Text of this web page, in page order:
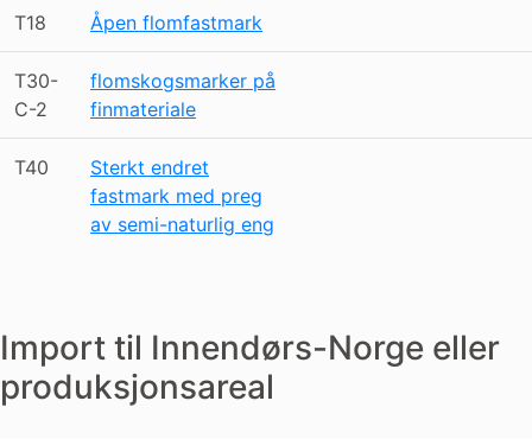
T18 Åpen flomfastmark
T30-
C-2
flomskogsmarker på
finmateriale
T40
Sterkt endret
fastmark med preg
av semi-naturlig eng
Import til Innendørs-Norge eller
produksjonsareal